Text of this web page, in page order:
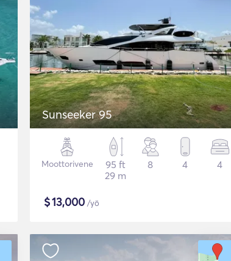
Sunseeker 95
Moottorivene
95 ft
29 m
8 4 4
$13,000 /yö